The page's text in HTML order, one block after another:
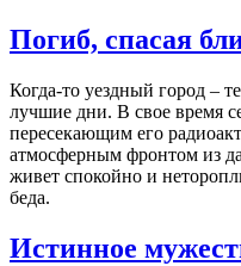
Погиб, спасая
Когда-то уездный город –
лучшие дни. В свое время
пересекающим его
атмосферным фронтом из
живет спокойно и
беда.
Истинное